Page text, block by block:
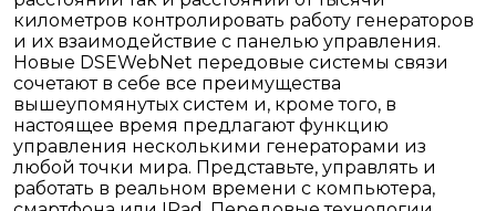
километров контролировать работу генераторов
и их взаимодействие с панелью управления.
Новые DSEWebNet передовые системы связи
сочетают в себе все преимущества
вышеупомянутых систем и, кроме того, в
настоящее время предлагают функцию
управления несколькими генераторами из
любой точки мира. Представьте, управлять и
работать в реальном времени с компьютера,